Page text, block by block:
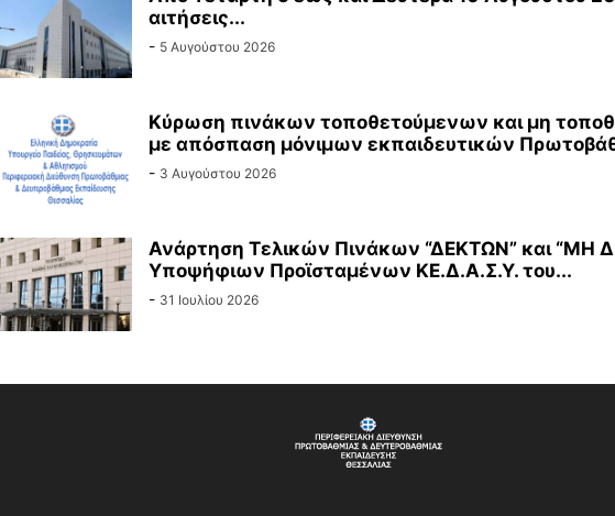
αιτήσεις...
- 5 Αυγούστου 2026
Κύρωση πινάκων τοποθετούμενων και μη
με απόσπαση μόνιμων εκπαιδευτικών
- 3 Αυγούστου 2026
Ανάρτηση Τελικών Πινάκων “ΔΕΚΤΩΝ” και “ΜΗ
Υποψήφιων Προϊσταμένων ΚΕ.Δ.Α.Σ.Υ. του...
- 31 Ιουλίου 2026